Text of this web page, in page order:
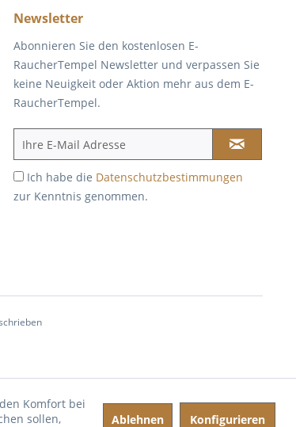
Newsletter
Abonnieren Sie den kostenlosen E-
RaucherTempel Newsletter und verpassen Sie
keine Neuigkeit oder Aktion mehr aus dem E-
RaucherTempel.
Ich habe die Datenschutzbestimmungen
zur Kenntnis genommen.
Komfort bei
sollen,
Ablehnen Konfigurieren